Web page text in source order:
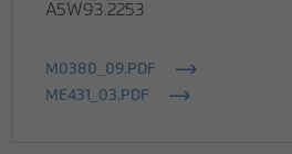
A5W93.2253
M0380_09.PDF
ME431_03.PDF